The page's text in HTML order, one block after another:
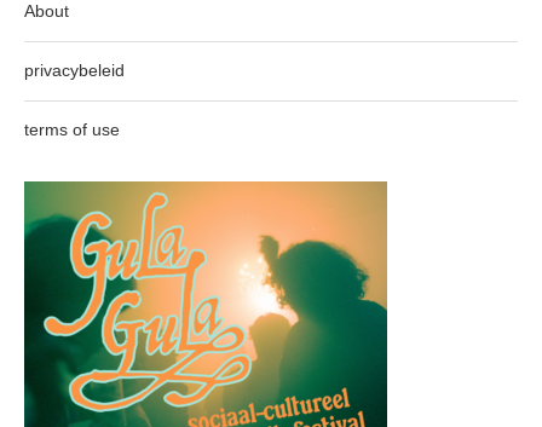
About
privacybeleid
terms of use